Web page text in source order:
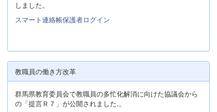
しました。
スマート連絡帳保護者ログイン
教職員の働き方改革
群馬県教育委員会で教職員の多忙化解消に向けた協議会から
の「提言Ｒ７」が公開されました.。